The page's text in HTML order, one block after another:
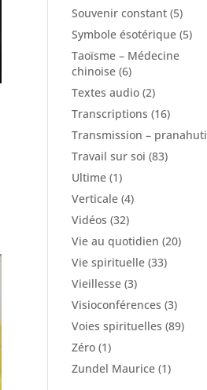
Souvenir constant (5)
Symbole ésotérique (5)
Taoïsme – Médecine
chinoise (6)
Textes audio (2)
Transcriptions (16)
Transmission – pranahuti
Travail sur soi (83)
Ultime (1)
Verticale (4)
Vidéos (32)
Vie au quotidien (20)
Vie spirituelle (33)
Vieillesse (3)
Visioconférences (3)
Voies spirituelles (89)
Zéro (1)
Zundel Maurice (1)